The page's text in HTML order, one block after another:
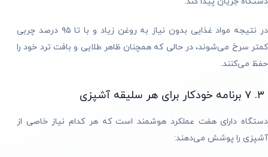
در نتیجه مواد غذایی بدون نیاز به روغن زیاد و با تا ۹۵ درصد چربی
کمتر سرخ می‌شوند، در حالی که همچنان ظاهر طلایی و بافت ترد خود را
حفظ می‌کنند.
دستگاه دارای هفت عملکرد هوشمند است که هر کدام نیاز خاصی از
آشپزی را پوشش می‌دهند: